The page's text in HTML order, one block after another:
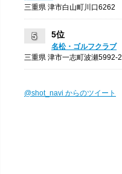
三重県 津市白山町川口6262
5位
名松・ゴルフクラブ
三重県 津市一志町波瀬5992-2
@shot_navi からのツイート